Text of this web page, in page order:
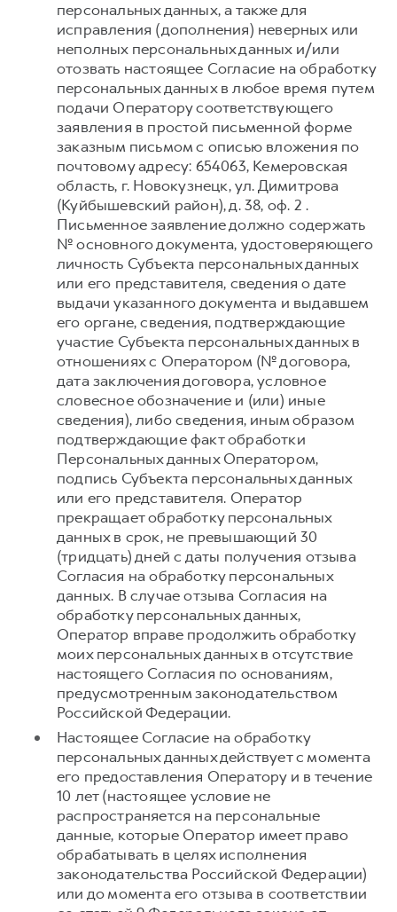
персональных данных, а также для
исправления (дополнения) неверных или
неполных персональных данных и/или
отозвать настоящее Согласие на обработку
персональных данных в любое время путем
подачи Оператору соответствующего
заявления в простой письменной форме
заказным письмом с описью вложения по
почтовому адресу: 654063, Кемеровская
область, г. Новокузнецк, ул. Димитрова
(Куйбышевский район), д. 38, оф. 2 .
Письменное заявление должно содержать
№ основного документа, удостоверяющего
личность Субъекта персональных данных
или его представителя, сведения о дате
выдачи указанного документа и выдавшем
его органе, сведения, подтверждающие
участие Субъекта персональных данных в
отношениях с Оператором (№ договора,
дата заключения договора, условное
словесное обозначение и (или) иные
сведения), либо сведения, иным образом
подтверждающие факт обработки
Персональных данных Оператором,
подпись Субъекта персональных данных
или его представителя. Оператор
прекращает обработку персональных
данных в срок, не превышающий 30
(тридцать) дней с даты получения отзыва
Согласия на обработку персональных
данных. В случае отзыва Согласия на
обработку персональных данных,
Оператор вправе продолжить обработку
моих персональных данных в отсутствие
настоящего Согласия по основаниям,
предусмотренным законодательством
Российской Федерации.
Настоящее Согласие на обработку
персональных данных действует с момента
его предоставления Оператору и в течение
10 лет (настоящее условие не
распространяется на персональные
данные, которые Оператор имеет право
обрабатывать в целях исполнения
законодательства Российской Федерации)
или до момента его отзыва в соответствии